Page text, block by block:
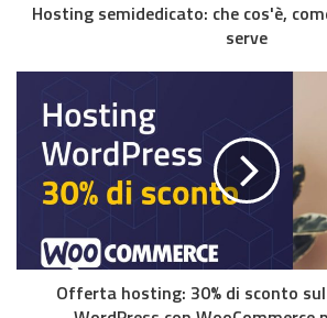
Hosting semidedicato: che cos'è,
serve
Offerta hosting: 30% di sconto